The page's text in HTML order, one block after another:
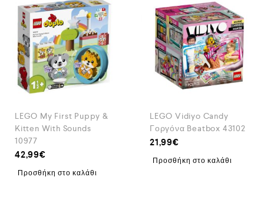
LEGO My First Puppy &
Kitten With Sounds
10977
42,99€
Προσθήκη στο καλάθι
LEGO Vidiyo Candy
Γοργόνα Beatbox 43102
21,99€
Προσθήκη στο καλάθι